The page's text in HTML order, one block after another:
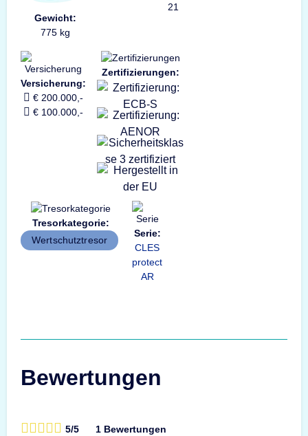
Gewicht:
775 kg
21
Versicherung:
€ 200.000,-
€ 100.000,-
Zertifizierungen:
Tresorkategorie:
Wertschutztresor
Serie:
CLES
protect
AR
Bewertungen
5/5 1 Bewertungen